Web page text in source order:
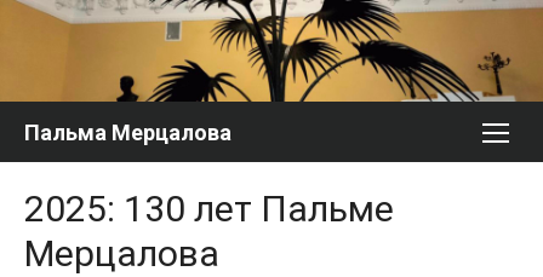
Перейти
содержимому
Пальма Мерцалова
2025: 130 лет Пальме
Мерцалова